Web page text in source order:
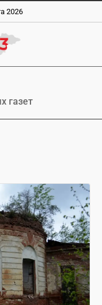
2026
газет